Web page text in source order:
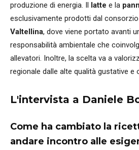
produzione di energia. Il latte e la
esclusivamente prodotti dal
Valtellina, dove viene portato avanti
responsabilità ambientale che
allevatori. Inoltre, la scelta va a
regionale dalle alte qualità gustative e
L'intervista a Daniele
Come ha cambiato la
andare incontro alle